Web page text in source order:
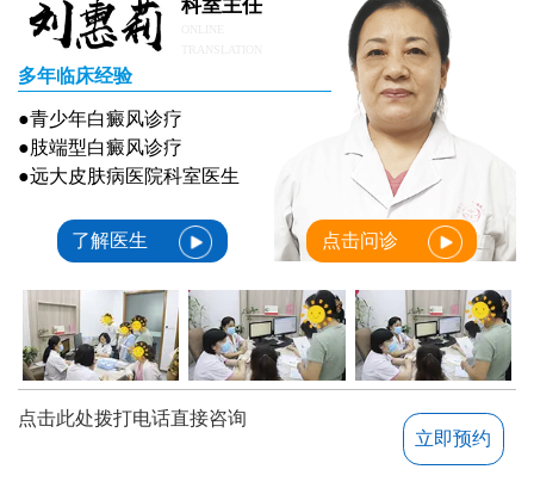
科室主任
多年临床经验
●青少年白癜风诊疗
●肢端型白癜风诊疗
●远大皮肤病医院科室医生
了解医生 点击问诊
点击此处拨打电话直接咨询
立即预约